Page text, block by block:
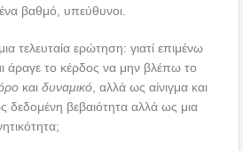
βαθμό, υπεύθυνοι.
τελευταία ερώτηση: γιατί επιμένω
άραγε το κέρδος να μην βλέπω το
καιδυναμικό , αλλά ως αίνιγμα και
δεδομένη βεβαιότητα αλλά ως μια